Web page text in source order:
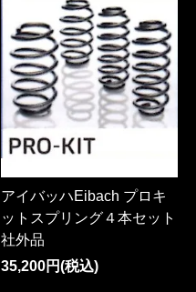
アイバッハEibach プロキ
ットスプリング４本セット
社外品
35,200円(税込)